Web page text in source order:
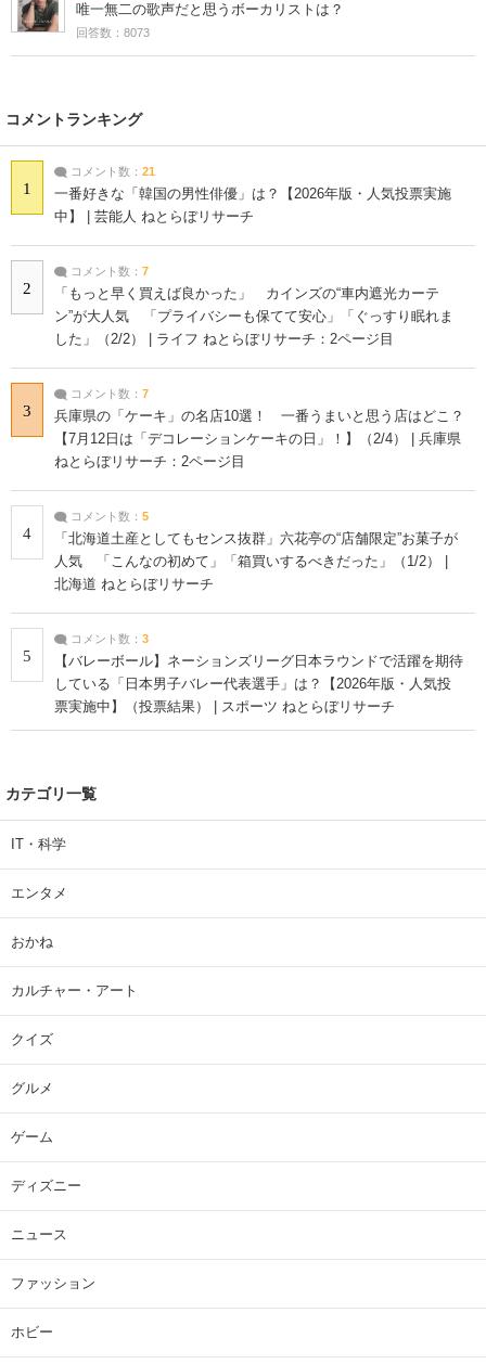
唯一無二の歌声だと思うボーカリストは？
回答数：8073
コメントランキング
1
コメント数： 21
一番好きな「韓国の男性俳優」は？【2026年版・人気投票実施
中】 | 芸能人 ねとらぼリサーチ
2
コメント数： 7
「もっと早く買えば良かった」 カインズの“車内遮光カーテ
ン”が大人気 「プライバシーも保てて安心」「ぐっすり眠れま
した」（2/2） | ライフ ねとらぼリサーチ：2ページ目
3
コメント数： 7
兵庫県の「ケーキ」の名店10選！ 一番うまいと思う店はどこ？
【7月12日は「デコレーションケーキの日」！】（2/4） | 兵庫県
ねとらぼリサーチ：2ページ目
4
コメント数： 5
「北海道土産としてもセンス抜群」六花亭の“店舗限定”お菓子が
人気 「こんなの初めて」「箱買いするべきだった」（1/2） |
北海道 ねとらぼリサーチ
5
コメント数： 3
【バレーボール】ネーションズリーグ日本ラウンドで活躍を期待
している「日本男子バレー代表選手」は？【2026年版・人気投
票実施中】（投票結果） | スポーツ ねとらぼリサーチ
カテゴリ一覧
IT・科学
エンタメ
おかね
カルチャー・アート
クイズ
グルメ
ゲーム
ディズニー
ニュース
ファッション
ホビー